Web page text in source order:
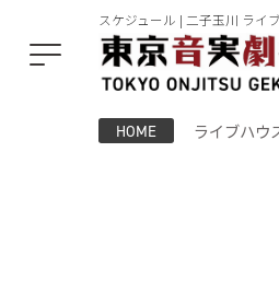
スケジュール | 二子玉川 ライ
HOME ライブハ